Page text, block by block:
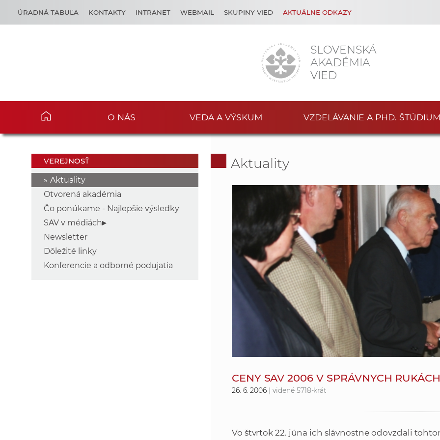
SLOVENSKÁ
AKADÉMIA
VIED
ÚRADNÁ TABUĽA KONTAKTY INTRANET WEBMAIL SKUPINY VIED AKTUÁLNE ODKAZY
O NÁS VEDA A VÝSKUM VZDELÁVANIE A PHD. ŠTÚDIUM
VEREJNOSŤ
Aktuality
Otvorená akadémia
Čo ponúkame - Najlepšie výsledky
SAV v médiách
Newsletter
Dôležité linky
Konferencie a odborné podujatia
Aktuality
CENY SAV 2006 V SPRÁVNYCH RUKÁCH
26. 6. 2006 | videné 5718-krát
Vo štvrtok 22. júna ich slávnostne odovzdali